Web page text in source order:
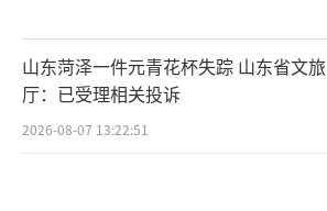
山东菏泽一件元青花杯失踪 山东省文旅
厅：已受理相关投诉
2026-08-07 13:22:51